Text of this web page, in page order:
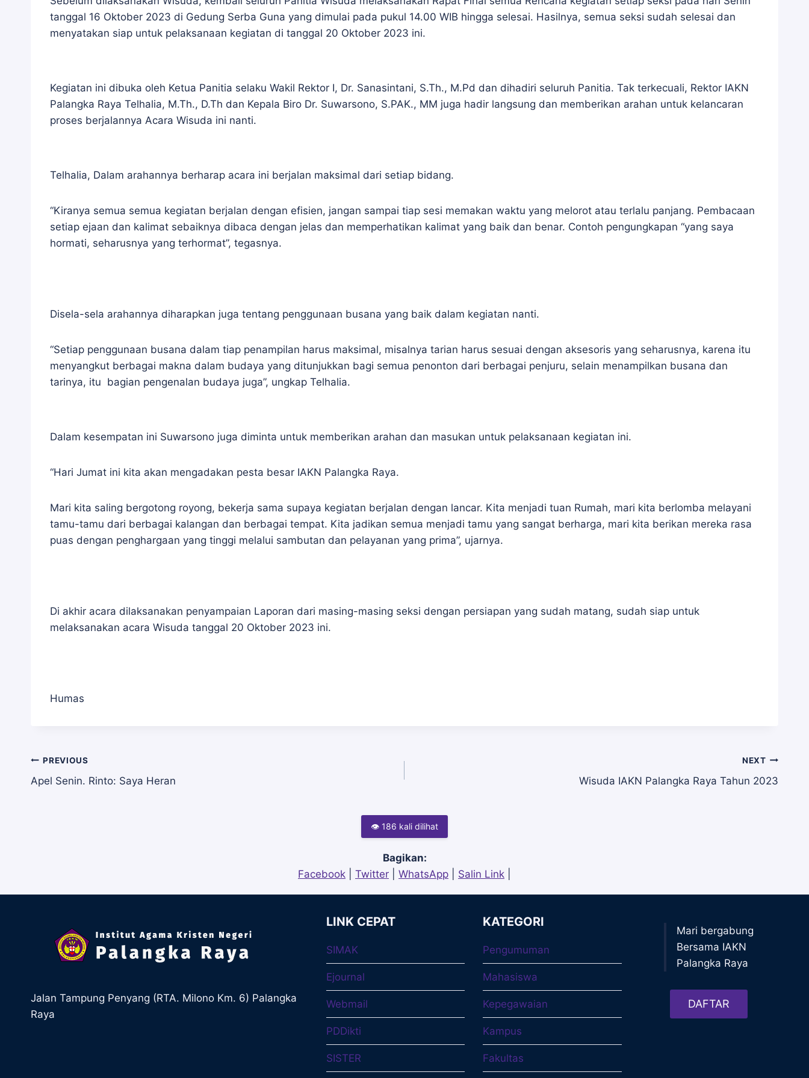
tanggal 16 Oktober 2023 di Gedung Serba Guna yang dimulai pada pukul 14.00 WIB hingga selesai. Hasilnya, semua seksi sudah selesai dan
menyatakan siap untuk pelaksanaan kegiatan di tanggal 20 Oktober 2023 ini.
Kegiatan ini dibuka oleh Ketua Panitia selaku Wakil Rektor I, Dr. Sanasintani, S.Th., M.Pd dan dihadiri seluruh Panitia. Tak terkecuali, Rektor IAKN
Palangka Raya Telhalia, M.Th., D.Th dan Kepala Biro Dr. Suwarsono, S.PAK., MM juga hadir langsung dan memberikan arahan untuk kelancaran
proses berjalannya Acara Wisuda ini nanti.
Telhalia, Dalam arahannya berharap acara ini berjalan maksimal dari setiap bidang.
“Kiranya semua semua kegiatan berjalan dengan efisien, jangan sampai tiap sesi memakan waktu yang melorot atau terlalu panjang. Pembacaan
setiap ejaan dan kalimat sebaiknya dibaca dengan jelas dan memperhatikan kalimat yang baik dan benar. Contoh pengungkapan “yang saya
hormati, seharusnya yang terhormat”, tegasnya.
Disela-sela arahannya diharapkan juga tentang penggunaan busana yang baik dalam kegiatan nanti.
“Setiap penggunaan busana dalam tiap penampilan harus maksimal, misalnya tarian harus sesuai dengan aksesoris yang seharusnya, karena itu
menyangkut berbagai makna dalam budaya yang ditunjukkan bagi semua penonton dari berbagai penjuru, selain menampilkan busana dan
tarinya, itu bagian pengenalan budaya juga”, ungkap Telhalia.
Dalam kesempatan ini Suwarsono juga diminta untuk memberikan arahan dan masukan untuk pelaksanaan kegiatan ini.
“Hari Jumat ini kita akan mengadakan pesta besar IAKN Palangka Raya.
Mari kita saling bergotong royong, bekerja sama supaya kegiatan berjalan dengan lancar. Kita menjadi tuan Rumah, mari kita berlomba melayani
tamu-tamu dari berbagai kalangan dan berbagai tempat. Kita jadikan semua menjadi tamu yang sangat berharga, mari kita berikan mereka rasa
puas dengan penghargaan yang tinggi melalui sambutan dan pelayanan yang prima”, ujarnya.
Di akhir acara dilaksanakan penyampaian Laporan dari masing-masing seksi dengan persiapan yang sudah matang, sudah siap untuk
melaksanakan acara Wisuda tanggal 20 Oktober 2023 ini.
Humas
Navigasi
PREVIOUS
Apel Senin. Rinto: Saya Heran
NEXT
Wisuda IAKN Palangka Raya Tahun 2023
👁 186 kali dilihat
Bagikan:
Facebook
Twitter WhatsApp Salin Link
Jalan Tampung Penyang (RTA. Milono Km. 6) Palangka
Raya
LINK CEPAT
SIMAK
Ejournal
Webmail
PDDikti
SISTER
KATEGORI
Pengumuman
Mahasiswa
Kepegawaian
Kampus
Fakultas
Mari bergabung
Bersama IAKN
Palangka Raya
DAFTAR